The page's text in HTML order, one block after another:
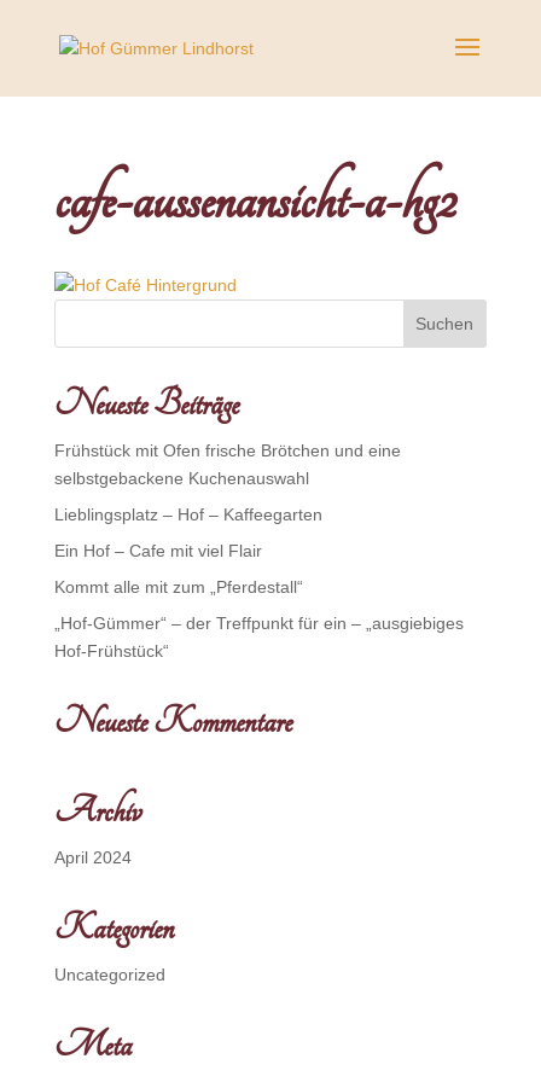
cafe-aussenansicht-a-hg2
Neueste Beiträge
Frühstück mit Ofen frische Brötchen und eine
selbstgebackene Kuchenauswahl
Lieblingsplatz – Hof – Kaffeegarten
Ein Hof – Cafe mit viel Flair
Kommt alle mit zum „Pferdestall“
„Hof-Gümmer“ – der Treffpunkt für ein – „ausgiebiges
Hof-Frühstück“
Neueste Kommentare
Archiv
April 2024
Kategorien
Uncategorized
Meta